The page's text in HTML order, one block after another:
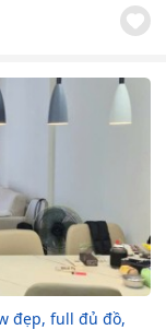
đẹp, full đủ đồ,